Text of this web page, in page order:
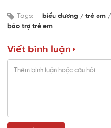
Tags: biểu dương trẻ em
bảo trợ trẻ em
Viết bình luận